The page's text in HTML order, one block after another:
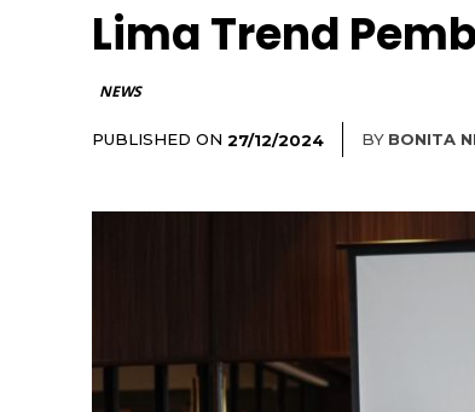
Lima Trend
NEWS
PUBLISHED ON 27/12/2024 BY BONITA